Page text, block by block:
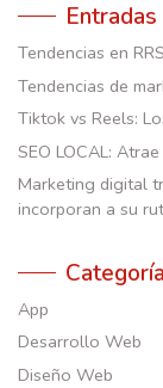
Tendencias en
Tendencias de
Tiktok vs Reels:
SEO LOCAL:
Marketing digital
incorporan a su
App
Desarrollo Web
Diseño Web